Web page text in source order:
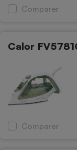
Comparer
Calor
Comparer